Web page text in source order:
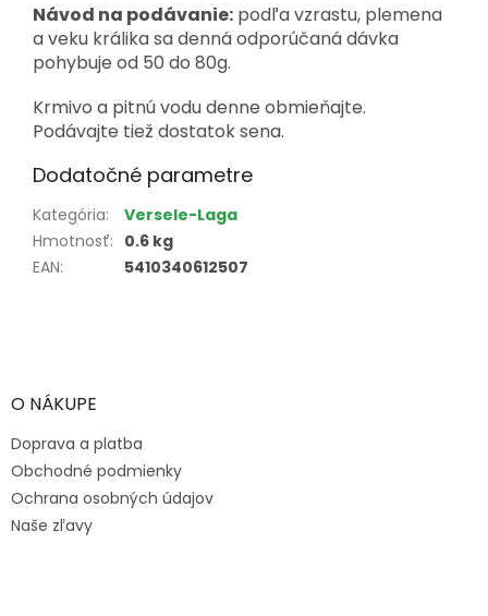
Návod na podávanie: podľa vzrastu, plemena
a veku králika sa denná odporúčaná dávka
pohybuje od 50 do 80g.
Krmivo a pitnú vodu denne obmieňajte.
Podávajte tiež dostatok sena.
Dodatočné parametre
Kategória:
Versele-Laga
Hmotnosť: 0.6 kg
EAN: 5410340612507
ä
e
O NÁKUPE
Doprava a platba
Obchodné podmienky
Ochrana osobných údajov
Naše zľavy